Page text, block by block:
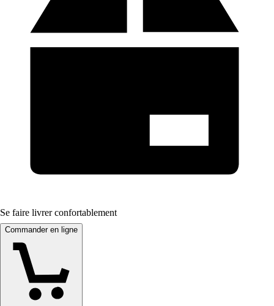
Se faire livrer confortablement
Commander en ligne